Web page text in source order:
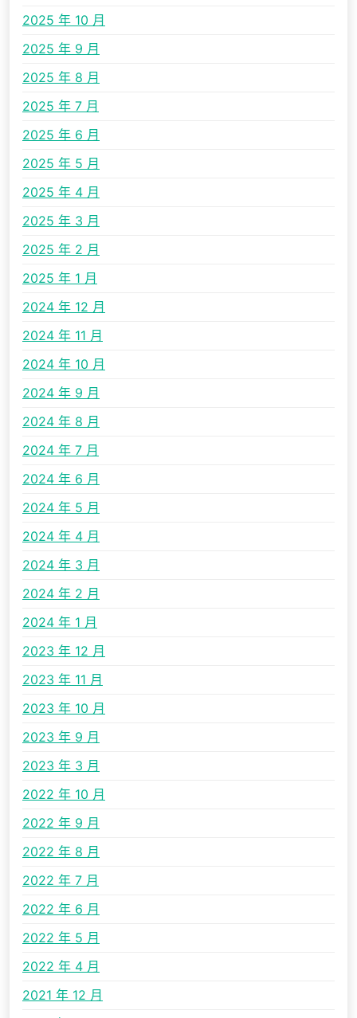
2025 年 10 月
2025 年 9 月
2025 年 8 月
2025 年 7 月
2025 年 6 月
2025 年 5 月
2025 年 4 月
2025 年 3 月
2025 年 2 月
2025 年 1 月
2024 年 12 月
2024 年 11 月
2024 年 10 月
2024 年 9 月
2024 年 8 月
2024 年 7 月
2024 年 6 月
2024 年 5 月
2024 年 4 月
2024 年 3 月
2024 年 2 月
2024 年 1 月
2023 年 12 月
2023 年 11 月
2023 年 10 月
2023 年 9 月
2023 年 3 月
2022 年 10 月
2022 年 9 月
2022 年 8 月
2022 年 7 月
2022 年 6 月
2022 年 5 月
2022 年 4 月
2021 年 12 月